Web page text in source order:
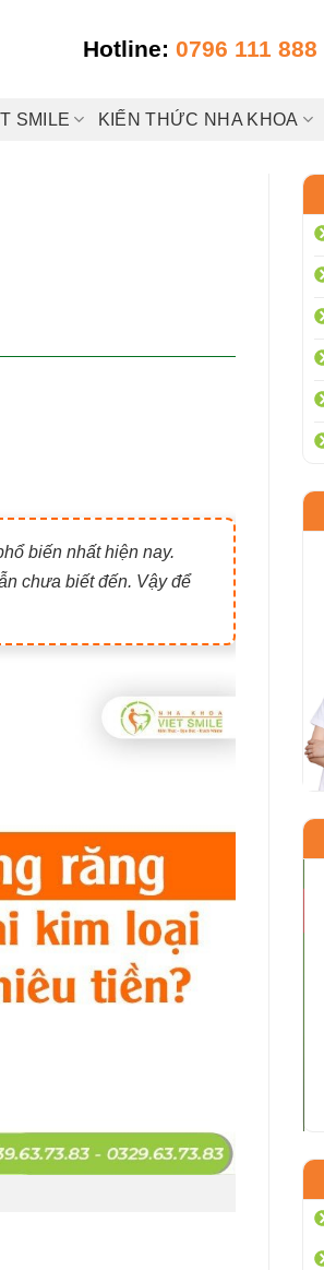
Hotline: 0796 111 888
SMILE KIẾN THỨC NHA KHOA
biến nhất hiện nay.
chưa biết đến. Vậy để